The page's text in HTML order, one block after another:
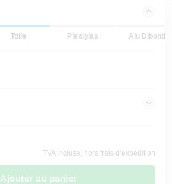
Toile Plexiglas Alu Dibond
TVA incluse, hors frais d’expédition
Ajouter au panier